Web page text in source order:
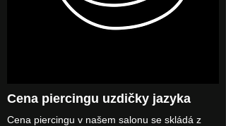
Cena piercingu uzdičky jazyka
Cena piercingu v našem salonu se skládá z